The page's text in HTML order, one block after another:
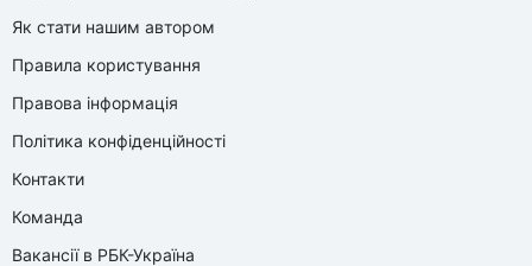
Як стати нашим автором
Правила користування
Правова інформація
Політика конфіденційності
Контакти
Команда
Вакансії в РБК-Україна